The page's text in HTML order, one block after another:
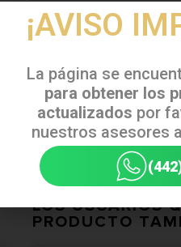
Correo electrónico *
LOS USUARIOS
PRODUCTO
¡AVISO
La página se
para obtener los
actualizados por
nuestros asesores